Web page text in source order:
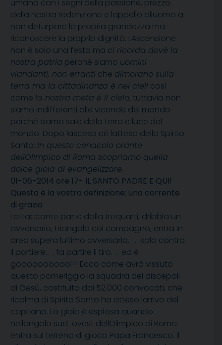
umana con i segni della passione, prezzo
della nostra redenzione e lappello alluomo a
non deturpare la propria grandezza ma
riconoscere la propria dignità. LAscensione
non è solo una festa ma  ci ricorda dovè la
nostra patria  perché siamo  uomini
viandanti, non erranti  che  dimorano sulla
terra ma la cittadinanza è nei cieli  così
come  la nostra meta è il cielo, tuttavia non
siamo indifferenti alle vicende del mondo
perché siamo sale della terra e luce del
mondo. Dopo lascesa cè lattesa dello Spirito
Santo: In questo cenacolo orante
dellOlimpico di Roma scopriamo quella
dolce gioia di evangelizzare.
01-06-2014 ore 17- IL SANTO PADRE E QUI!
Questa è la vostra definizione: una corrente
di grazia
Lattaccante parte dalla trequarti, dribbla un
avversario, triangola col compagno, entra in
area supera lultimo avversario. . . solo contro
il portiere. . . fa partire il tiro. . . ed è
gooooooooool!!! Ecco come avrà vissuto
questo pomeriggio la squadra dei discepoli
di Gesù, costituita dai 52.000 convocati, che
ricolma di Spirito Santo ha atteso larrivo del
capitano. La gioia è esplosa quando
nellangolo sud-ovest dellOlimpico di Roma
entra sul terreno di gioco Papa Francesco. Il